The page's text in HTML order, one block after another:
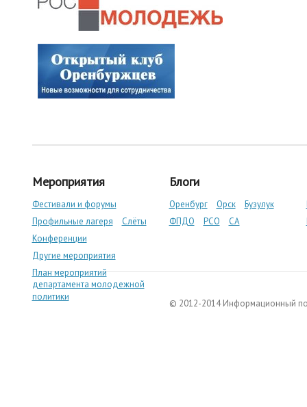
Мероприятия
Фестивали и форумы
Профильные лагеря
Слёты
Конференции
Другие мероприятия
План мероприятий
департамента молодежной
политики
Блоги
Оренбург Орск
Бузулук
ФПДО
РСО СА
© 2012-2014 Информационный